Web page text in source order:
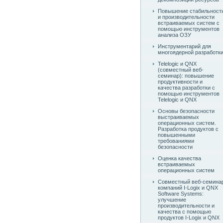
Повышение
и производительности
встраиваемых систем с
помощью инструментов
анализа ОЗУ
Инструментарий для
многоядерной разработки
Telelogic и QNX
(совместный веб-
семинар): повышение
продуктивности и
качества разработки с
помощью инструментов
Telelogic и QNX
Основы безопасности
выстраиваемых
операционных систем.
Разработка продуктов с
повышенными
требованиями
безопасности
Оценка качества
встраиваемых
операционных систем
Совместный веб-
компаний I-Logix и QNX
Software Systems:
улучшение
производительности и
качества с помощью
продуктов I-Logix и QNX